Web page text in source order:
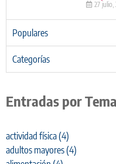
27 julio,
Populares
Categorías
Entradas por Tema
actividad física(4)
adultos mayores(4)